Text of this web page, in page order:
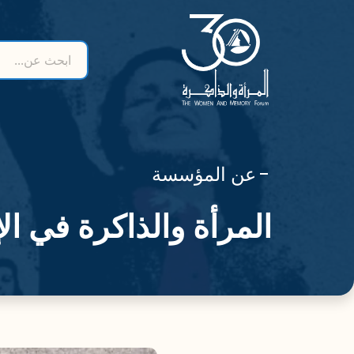
form
عن المؤسسة
المرأة والذاكرة في